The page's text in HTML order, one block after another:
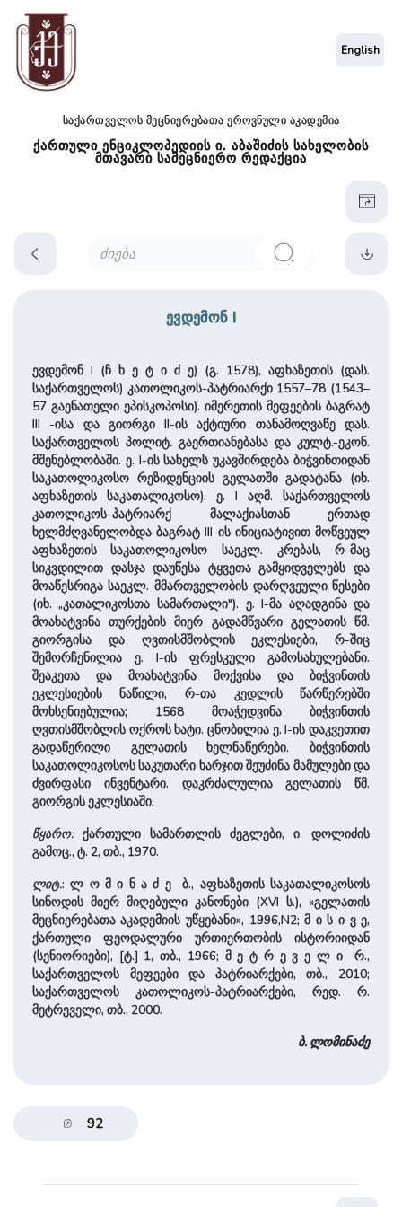
საქართველოს მეცნიერებათა ეროვნული აკადემია
ქართული ენციკლოპედიის ი. აბაშიძის სახელობის
მთავარი სამეცნიერო რედაქცია
English
ევდემონ I
ევდემონ I (ჩ ხ ე ტ ი ძ ე) (გ. 1578), აფხაზეთის (დას.
საქართველოს) კათოლიკოს-პატრიარქი 1557–78 (1543–
57 გაენათელი ეპისკოპოსი). იმერეთის მეფეების ბაგრატ
III -ისა და გიორგი II-ის აქტიური თანამოღვაწე დას.
საქართველოს პოლიტ.გაერთიანებასა და კულტ.-ეკონ.
მშენებლობაში. ე. I-ის სახელს უკავშირდება ბიჭვინთიდან
საკათოლიკოსო რეზიდენციის გელათში გადატანა (იხ.
აფხაზეთის საკათალიკოსო). ე. I აღმ. საქართველოს
კათოლიკოს-პატრიარქ მალაქიასთან ერთად
ხელმძღვანელობდა ბაგრატ III-ის ინიციატივით მოწვეულ
აფხაზეთის საკათოლიკოსო საეკლ. კრებას, რ-მაც
სიკვდილით დასჯა დაუწესა ტყვეთა გამყიდველებს და
მოაწესრიგა საეკლ. მმართველობის დარღვეული წესები
(იხ. „კათალიკოსთა სამართალი"). ე. I-მა აღადგინა და
მოახატვინა თურქების მიერ გადამწვარი გელათის წმ.
გიორგისა და ღვთისმშობლის ეკლესიები, რ-შიც
შემორჩენილია ე. I-ის ფრესკული გამოსახულებანი.
შეაკეთა და მოახატვინა მოქვისა და ბიჭვინთის
ეკლესიების ნაწილი, რ-თა კედლის წარწერებში
მოხსენიებულია; 1568 მოაჭედვინა ბიჭვინთის
ღვთისმშობლის ოქროს ხატი. ცნობილია ე. I-ის დაკვეთით
გადაწერილი გელათის ხელნაწერები. ბიჭვინთის
საკათოლიკოსოს საკუთარი ხარჯით შეუძინა მამულები და
ძვირფასი ინვენტარი. დაკრძალულია გელათის წმ.
გიორგის ეკლესიაში.
წყარო:ქართული სამართლის ძეგლები, ი. დოლიძის
გამოც., ტ. 2, თბ., 1970.
ლიტ.: ლ ო მ ი ნ ა ძ ე ბ., აფხაზეთის საკათალიკოსოს
სინოდის მიერ მიღებული კანონები (XVI ს.), «გელათის
მეცნიერებათა აკადემიის უწყებანი», 1996,N2; მ ი ს ი ვ ე,
ქართული ფეოდალური ურთიერთობის ისტორიიდან
(სენიორიები), [ტ.] 1, თბ., 1966; მ ე ტ რ ე ვ ე ლ ი რ.,
საქართველოს მეფეები და პატრიარქები, თბ., 2010;
საქართველოს კათოლიკოს-პატრიარქები, რედ. რ.
მეტრეველი, თბ., 2000.
ბ. ლომინაძე
92